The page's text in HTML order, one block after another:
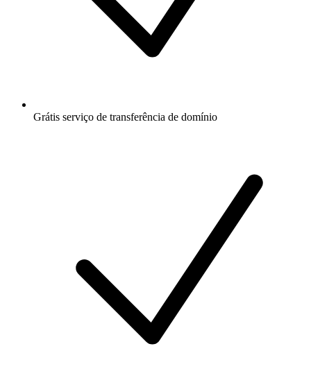
Grátis serviço de transferência de domínio